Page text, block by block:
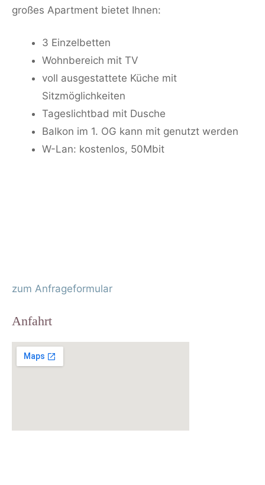
großes Apartment bietet Ihnen:
3 Einzelbetten
Wohnbereich mit TV
voll ausgestattete Küche mit
Sitzmöglichkeiten
Tageslichtbad mit Dusche
Balkon im 1. OG kann mit genutzt werden
W-Lan: kostenlos, 50Mbit
zum Anfrageformular
Anfahrt